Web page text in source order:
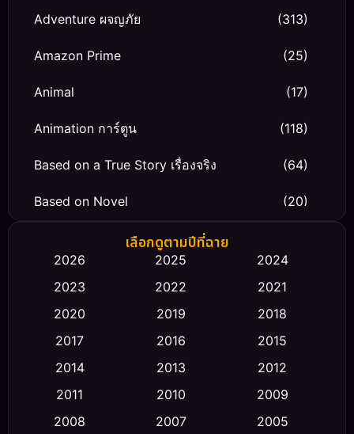
Adventure ผจญภัย (313)
Amazon Prime (25)
Animal (17)
Animation การ์ตูน (118)
Based on a True Story เรื่องจริง (64)
Based on Novel (20)
Biography ชีวิตจริง
Classic หนังคลาสสิก (23)
Comedy ตลก (458)
Conspiracy
เลือกดูตามปีที่ฉาย
2026 2025
2024
2023
2022
2021
2020
2019
2018
2017
2016
2015
2014
2013
2012
2011
2010
2009
2008
2007
2005